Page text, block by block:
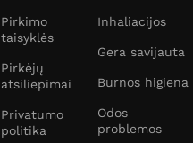
Pirkimo
taisyklės
Pirkėjų
atsiliepimai
Privatumo
politika
Inhaliacijos
Gera savijauta
Burnos higiena
Odos
problemos